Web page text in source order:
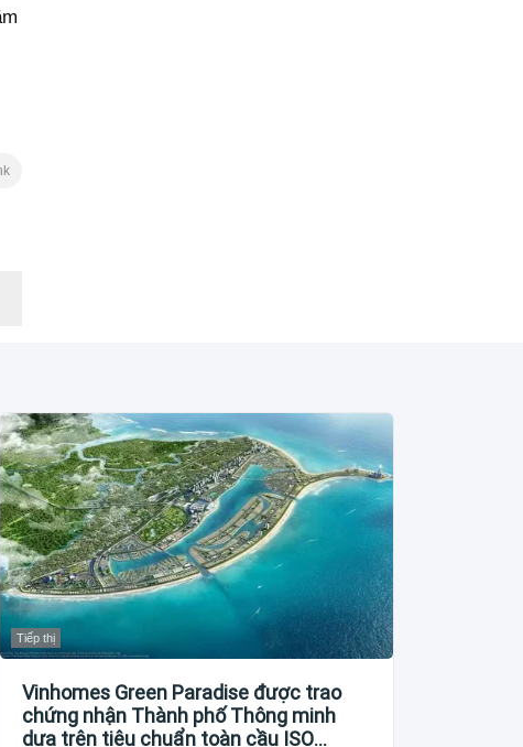
Tiếp thị
Vinhomes Green Paradise được trao
chứng nhận Thành phố Thông minh
dựa trên tiêu chuẩn toàn cầu ISO